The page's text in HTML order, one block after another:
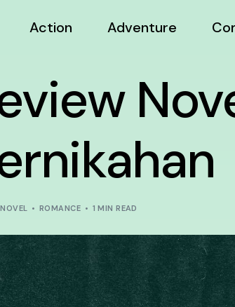
Action Adventure
ROMANCE 1 MIN READ